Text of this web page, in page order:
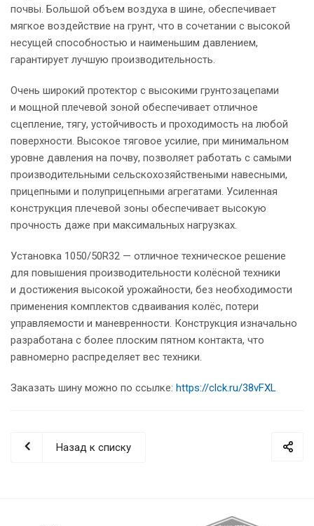
почвы. Большой объем воздуха в шине, обеспечивает
мягкое воздействие на грунт, что в сочетании с высокой
несущей способностью и наименьшим давлением,
гарантирует лучшую производительность.
Очень широкий протектор с высокими грунтозацепами
и мощной плечевой зоной обеспечивает отличное
сцепление, тягу, устойчивость и проходимость на любой
поверхности. Высокое тяговое усилие, при минимальном
уровне давления на почву, позволяет работать с самыми
производительными сельскохозяйствеными навесными,
прицепными и полуприцепными агрегатами. Усиленная
конструкция плечевой зоны обеспечивает высокую
прочность даже при максимальных нагрузках.
Установка 1050/50R32 — отличное техническое решение
для повышения производительности колёсной техники
и достижения высокой урожайности, без необходимости
применения комплектов сдваивания колёс, потери
управляемости и маневренности. Конструкция изначально
разработана с более плоским пятном контакта, что
равномерно распределяет вес техники.
Заказать шину можно по ссылке: https://clck.ru/38vFXL
Назад к списку